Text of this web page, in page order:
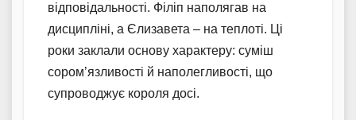
відповідальності. Філіп наполягав на
дисципліні, а Єлизавета – на теплоті. Ці
роки заклали основу характеру: суміш
сором’язливості й наполегливості, що
супроводжує короля досі.